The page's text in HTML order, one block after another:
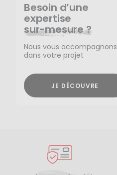
Besoin d’une
expertise
sur-mesure ?
Nous vous accompagnons
dans votre projet
JE DÉCOUVRE